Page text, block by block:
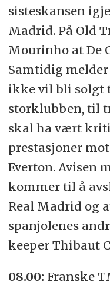
sisteskansen
Madrid. På Old
Mourinho at De
Samtidig melder
ikke vil bli solgt
storklubben, til
skal ha vært
prestasjoner
Everton. Avisen
kommer til å
Real Madrid og
spanjolenes
keeper Thibaut
08.00: Franske